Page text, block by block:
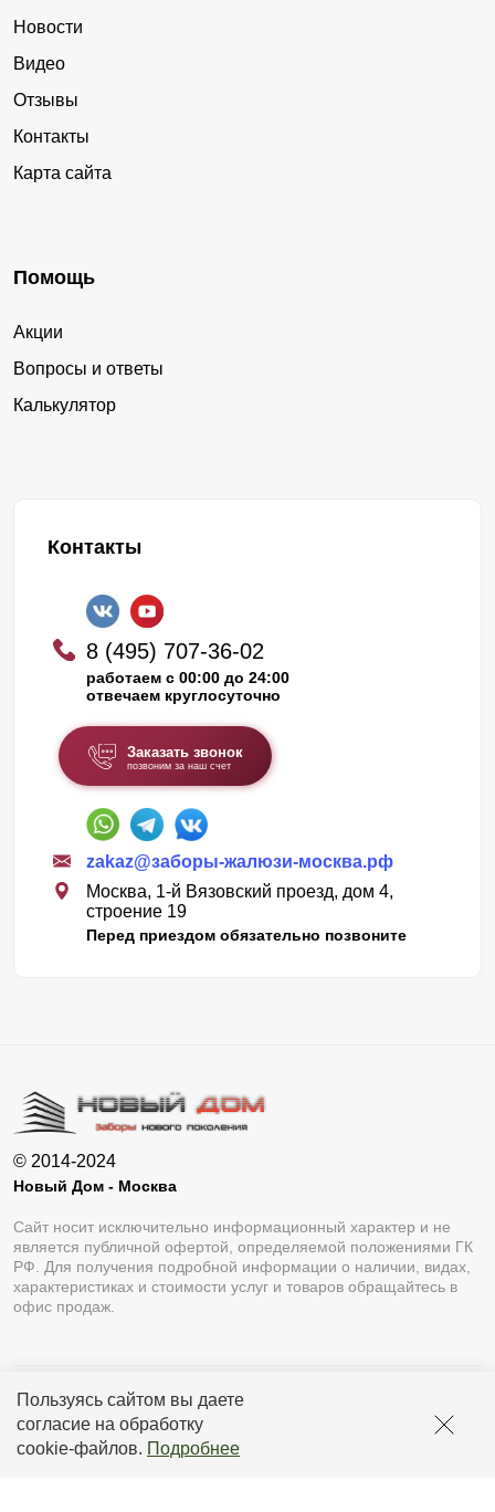
Пользуясь сайтом вы даете
согласие на обработку
cookie-файлов. Подробнее
Новости
Видео
Отзывы
Контакты
Карта сайта
Помощь
Акции
Вопросы и ответы
Калькулятор
Контакты
8 (495) 707-36-02
работаем с 00:00 до 24:00
отвечаем круглосуточно
Заказать звонок
позвоним за наш счет
zakaz@заборы-жалюзи-москва.рф
Москва, 1-й Вязовский проезд, дом 4,
строение 19
Перед приездом обязательно позвоните
© 2014-2024
Новый Дом - Москва
Сайт носит исключительно информационный характер и не
является публичной офертой, определяемой положениями ГК
РФ. Для получения подробной информации о наличии, видах,
характеристиках и стоимости услуг и товаров обращайтесь в
офис продаж.
Разработка сайтаLukevium
Политика конфиденциальности